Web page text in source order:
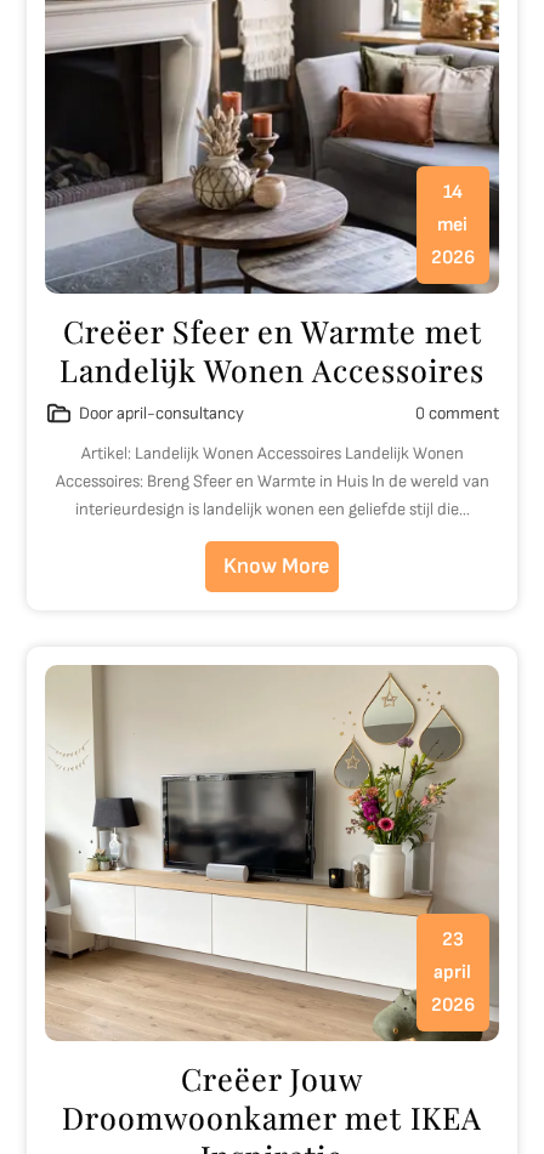
14
mei
2026
Creëer Sfeer en Warmte met
Landelijk Wonen Accessoires
Door april-consultancy
0 comment
Artikel: Landelijk Wonen Accessoires Landelijk Wonen
Accessoires: Breng Sfeer en Warmte in Huis In de wereld van
interieurdesign is landelijk wonen een geliefde stijl die…
Know More
23
april
2026
Creëer Jouw
Droomwoonkamer met IKEA